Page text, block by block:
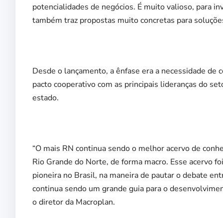
potencialidades de negócios. É muito valioso, para
também traz propostas muito concretas para
Desde o lançamento, a ênfase era a necessidade
pacto cooperativo com as principais lideranças do
estado.
“O mais RN continua sendo o melhor acervo de
Rio Grande do Norte, de forma macro. Esse acervo
pioneira no Brasil, na maneira de pautar o debate
continua sendo um grande guia para o
o diretor da Macroplan.